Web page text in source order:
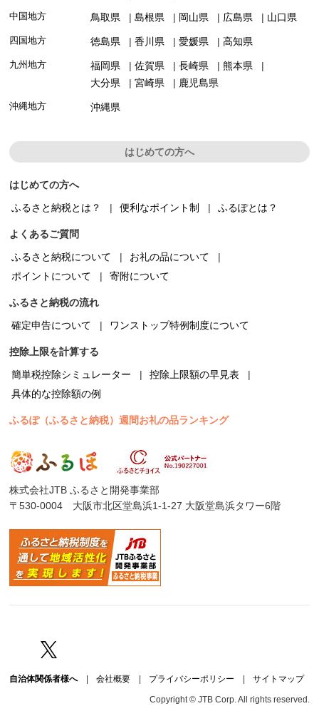
中国地方 鳥取県 島根県 岡山県 広島県 山口県
四国地方 徳島県 香川県 愛媛県 高知県
九州地方 福岡県 佐賀県 長崎県
熊本県
大分県
宮崎県 鹿児島県
沖縄地方 沖縄県
はじめての方へ
はじめての方へ
ふるさと納税とは？
便利なポイント制 ふるぽとは？
よくあるご質問
ふるさと納税について
お礼の品について
ポイントについて
寄附について
ふるさと納税の流れ
確定申告について
ワンストップ特例制度について
控除上限を計算する
簡単税控除シミュレーター
控除上限額の早見表
具体的な控除額の例
ふるぽ（ふるさと納税）週間お礼の品ランキング
株式会社JTB ふるさと開発事業部
〒530-0004 大阪市北区堂島浜1-1-27 大阪堂島浜タワー6階
Facebook
自治体関係者様へ| 会社概要 プライバシーポリシー サイトマップ
Copyright © JTB Corp. All rights reserved.